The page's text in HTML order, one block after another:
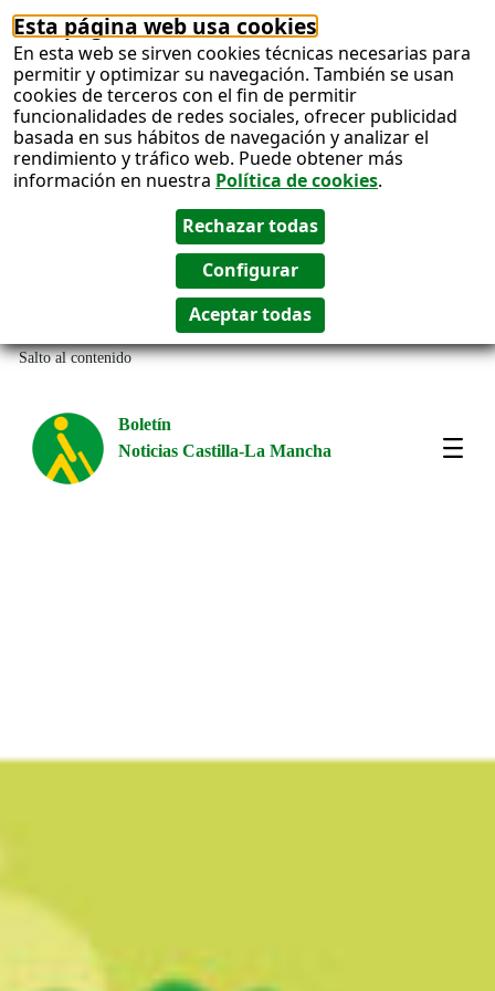
Esta página web usa cookies
En esta web se sirven cookies técnicas necesarias para
permitir y optimizar su navegación. También se usan
cookies de terceros con el fin de permitir
funcionalidades de redes sociales, ofrecer publicidad
basada en sus hábitos de navegación y analizar el
rendimiento y tráfico web. Puede obtener más
información en nuestra Política de cookies.
Salto al contenido
Boletín
Noticias Castilla-La Mancha